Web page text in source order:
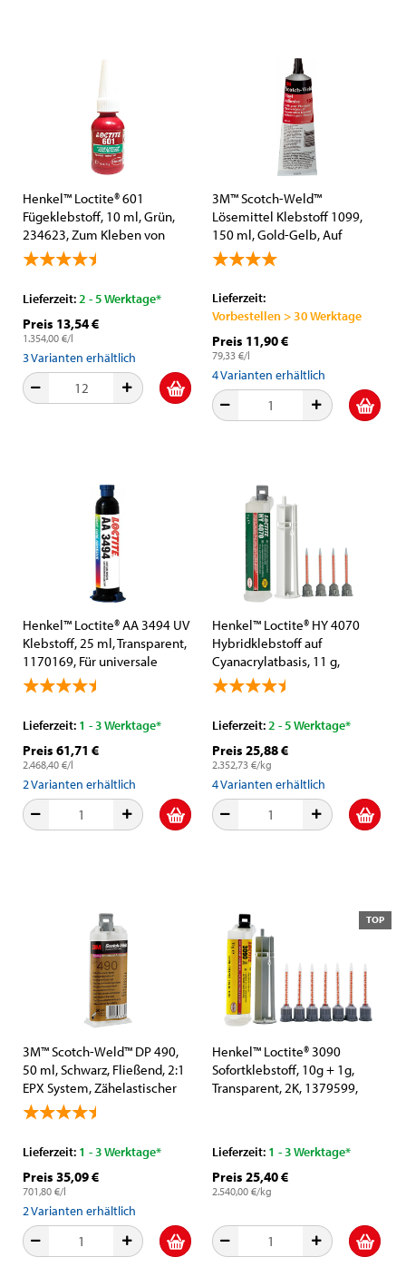
Henkel™ Loctite® 601
Fügeklebstoff, 10 ml, Grün,
234623, Zum Kleben von
zylindrischen Fügeteilen
Lieferzeit:2 - 5 Werktage*
Preis 13,54 €
1.354,00 €/l
3Varianten erhältlich
3M™ Scotch-Weld™
Lösemittel Klebstoff 1099,
150 ml, Gold-Gelb, Auf
Nitrilkautschukbasis für
Kunststoff Verklebungen
Lieferzeit:
Vorbestellen > 30 Werktage
Preis 11,90 €
79,33 €/l
4Varianten erhältlich
Henkel™ Loctite® AA 3494 UV
Klebstoff, 25 ml, Transparent,
1170169, Für universale
Anwendung
Lieferzeit: 1 - 3 Werktage*
Preis 61,71 €
2.468,40 €/l
2Varianten erhältlich
Henkel™ Loctite® HY 4070
Hybridklebstoff auf
Cyanacrylatbasis, 11 g,
Transparent, Nicht Fließend,
2K, 10:1, 2237457, Für
Lieferzeit:2 - 5 Werktage*
Preis 25,88 €
2.352,73 €/kg
4Varianten erhältlich
3M™ Scotch-Weld™ DP 490,
50 ml, Schwarz, Fließend, 2:1
EPX System, Zähelastischer
Universal 2-Komponenten-
Konstruktionsklebstoff auf
Lieferzeit: 1 - 3 Werktage*
Preis 35,09 €
701,80 €/l
2Varianten erhältlich
TOP
Henkel™ Loctite® 3090
Sofortklebstoff, 10g + 1g,
Transparent, 2K, 1379599,
Lieferzeit: 1 - 3 Werktage*
Preis 25,40 €
2.540,00 €/kg